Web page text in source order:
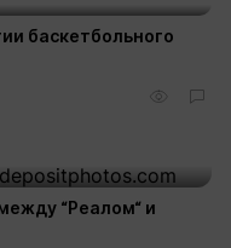
баскетбольного
“Реалом“ и